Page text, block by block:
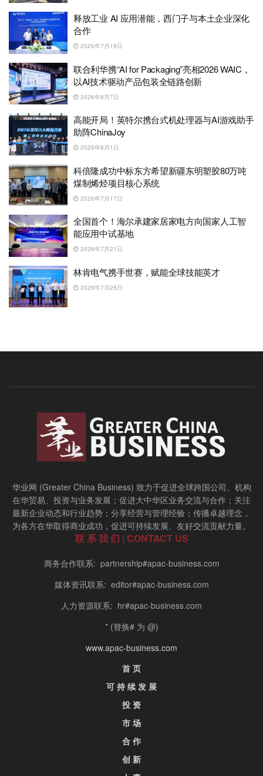
释放工业 AI 应用潜能，西门子与本土企业深化
合作
2026年7月19日
联合利华携“AI for Packaging”亮相2026 WAIC，
以AI技术驱动产品包装全链路创新
2026年8月7日
高能开局！英特尔携台式机处理器与AI游戏助手
助阵ChinaJoy
2026年8月1日
科倍隆成功中标东方希望新疆东明塑胶80万吨
煤制烯烃项目核心系统
2026年7月17日
全国首个！海尔承建家居家电方向国家人工智
能应用中试基地
2026年7月21日
林肯电气携手世赛，赋能全球技能英才
2026年7月28日
华业网 (Greater China Business) 致力于促进全球跨国公司、机构
在华贸易、投资与业务发展；促进大中华区业务交流与合作；关注
最新企业动态和行业趋势；分享经营与管理经验；传播卓越理念，
为各方在华取得商业成功，促进可持续发展、友好交流贡献力量。
联 系 我 们 | CONTACT US
商务合作联系: partnership#apac-business.com
媒体资讯联系: editor#apac-business.com
人力资源联系: hr#apac-business.com
* (替换# 为 @)
www.apac-business.com
首 页
可 持 续 发 展
投 资
市 场
合 作
创 新